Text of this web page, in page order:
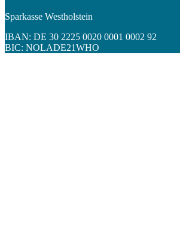
Sparkasse Westholstein
IBAN: DE 30 2225 0020 0001 0002 92
BIC: NOLADE21WHO